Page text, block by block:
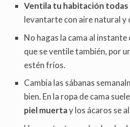
Ventila tu habitación todas
levantarte con aire natural y
No hagas la cama al
que se ventile también, por
estén fríos.
Cambia las sábanas
bien. En la ropa de cama
piel muertay los ácaros se